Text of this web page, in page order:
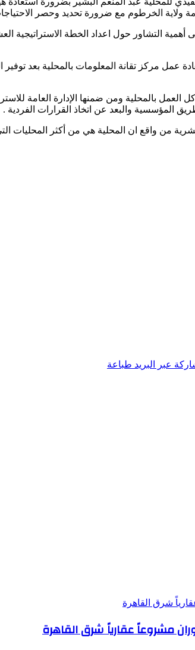
الخرطوم مع ضرورة تحديد وحصر الاحتياجات
عمل مركز تقانة المعلومات بالمحلية بعد
بالمحلية ومن ضمنها الإدارة العامة
المؤسسية والبعد عن اتخاذ القرارات الفردية .
من واقع ان المحلية هي من أكثر
عبر البريد طباعة